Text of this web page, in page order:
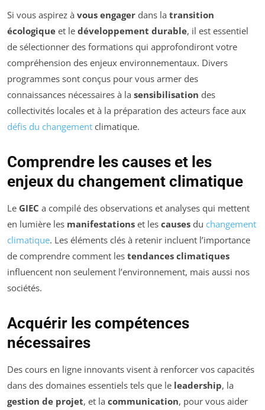
Si vous aspirez à vous engager dans la transition
écologique et le développement durable, il est essentiel
de sélectionner des formations qui approfondiront votre
compréhension des enjeux environnementaux. Divers
programmes sont conçus pour vous armer des
connaissances nécessaires à la sensibilisation des
collectivités locales et à la préparation des acteurs face aux
défis du changement climatique.
Comprendre les causes et les
enjeux du changement climatique
Le GIEC a compilé des observations et analyses qui mettent
en lumière les manifestations et les causes du changement
climatique. Les éléments clés à retenir incluent l’importance
de comprendre comment les tendances climatiques
influencent non seulement l’environnement, mais aussi nos
sociétés.
Acquérir les compétences
nécessaires
Des cours en ligne innovants visent à renforcer vos capacités
dans des domaines essentiels tels que le leadership, la
gestion de projet, et la communication, pour vous aider